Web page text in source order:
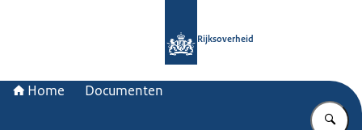
Rijksoverheid
Home Documenten